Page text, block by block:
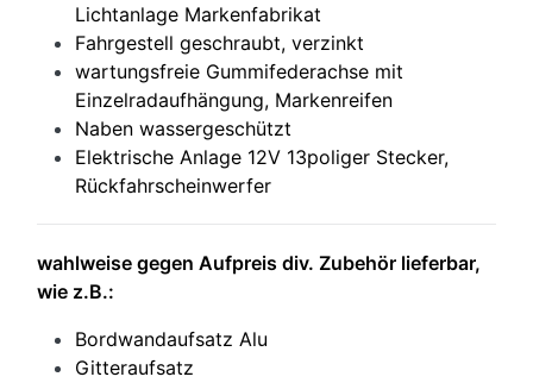
Lichtanlage Markenfabrikat
Fahrgestell geschraubt, verzinkt
wartungsfreie Gummifederachse mit
Einzelradaufhängung, Markenreifen
Naben wassergeschützt
Elektrische Anlage 12V 13poliger Stecker,
Rückfahrscheinwerfer
wahlweise gegen Aufpreis div. Zubehör lieferbar,
wie z.B.:
Bordwandaufsatz Alu
Gitteraufsatz